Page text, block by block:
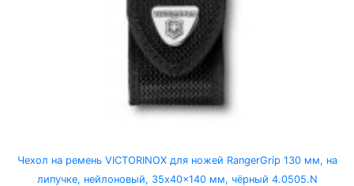
Чехол на ремень VICTORINOX для ножей RangerGrip 130 мм, на
липучке, нейлоновый, 35x40x140 мм, чёрный 4.0505.N